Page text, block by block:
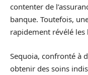
contenter de
banque. Toutefois,
rapidement révélé les
Sequoia, confronté à
obtenir des soins